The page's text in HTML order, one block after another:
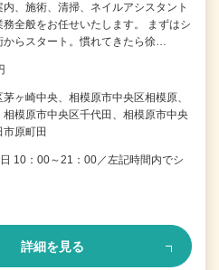
、施術、清掃、ネイルアシスタント
全般をお任せいたします。 まずはシ
からスタート。慣れてきたら徐…
ヶ崎中央、相模原市中央区相模原、
模原市中央区千代田、相模原市中央
市原町田
10：00～21：00／左記時間内でシ
詳細を見る